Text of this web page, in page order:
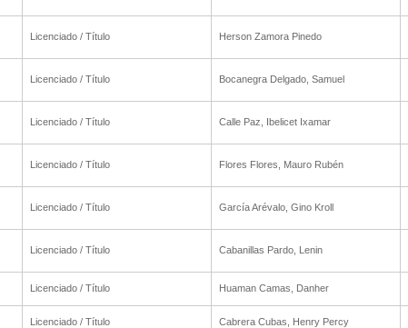
Licenciado / Título Herson Zamora Pinedo
Licenciado / Título Bocanegra Delgado, Samuel
Licenciado / Título Calle Paz, Ibelicet Ixamar
Licenciado / Título Flores Flores, Mauro Rubén
Licenciado / Título García Arévalo, Gino Kroll
Licenciado / Título Cabanillas Pardo, Lenin
Licenciado / Título Huaman Camas, Danher
Licenciado / Título Cabrera Cubas, Henry Percy